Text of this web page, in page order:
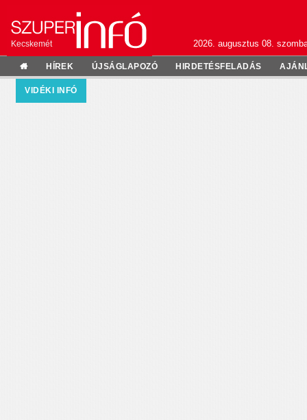
Kecskemét 2026. augusztus 08.
HÍREK ÚJSÁGLAPOZÓ HIRDETÉSFELADÁS
VIDÉKI INFÓ